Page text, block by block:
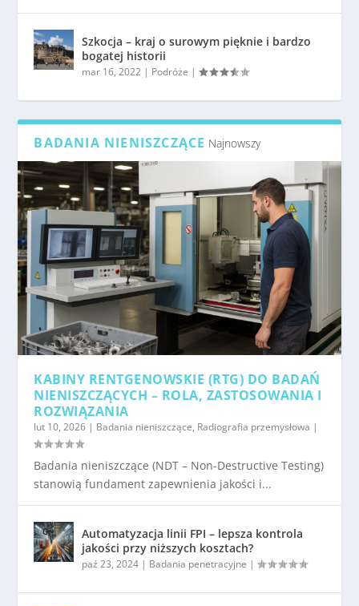
Szkocja – kraj o surowym pięknie i bardzo
bogatej historii
mar 16, 2022 | Podróże |
BADANIA NIENISZCZĄCE Najnowszy
KABINY RENTGENOWSKIE (RTG) DO BADAŃ
NIENISZCZĄCYCH – ROLA, ZASTOSOWANIA I
ROZWIĄZANIA
lut 10, 2026 | Badania nieniszczące, Radiografia przemysłowa |
Badania nieniszczące (NDT – Non-Destructive Testing)
stanowią fundament zapewnienia jakości i...
Automatyzacja linii FPI – lepsza kontrola
jakości przy niższych kosztach?
paź 23, 2024 | Badania penetracyjne |